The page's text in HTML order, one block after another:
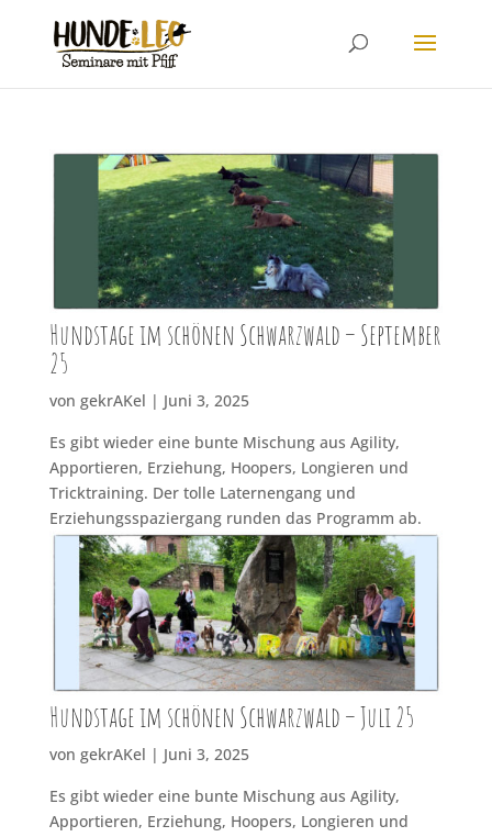
Hundstage im schönen Schwarzwald – September
25
von gekrAKel | Juni 3, 2025
Es gibt wieder eine bunte Mischung aus Agility,
Apportieren, Erziehung, Hoopers, Longieren und
Tricktraining. Der tolle Laternengang und
Erziehungsspaziergang runden das Programm ab.
Hundstage im schönen Schwarzwald – Juli 25
von gekrAKel | Juni 3, 2025
Es gibt wieder eine bunte Mischung aus Agility,
Apportieren, Erziehung, Hoopers, Longieren und